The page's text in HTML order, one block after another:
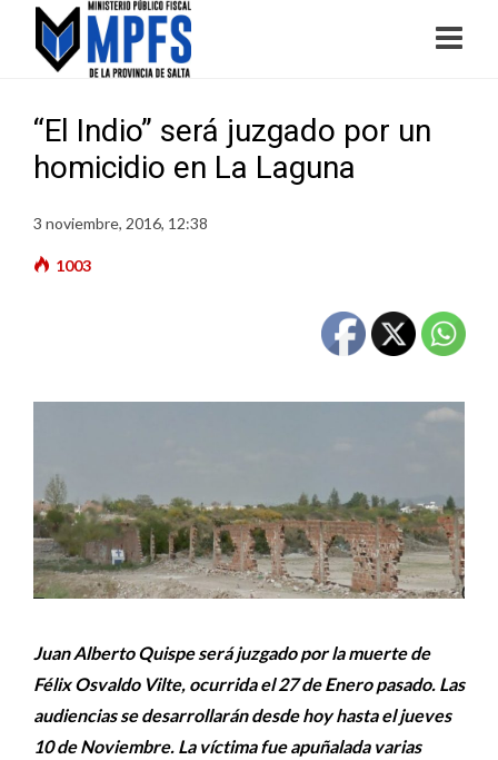
“El Indio” será juzgado por un
homicidio en La Laguna
3 noviembre, 2016, 12:38
1003
Juan Alberto Quispe será juzgado por la muerte de
Félix Osvaldo Vilte, ocurrida el 27 de Enero pasado. Las
audiencias se desarrollarán desde hoy hasta el jueves
10 de Noviembre. La víctima fue apuñalada varias